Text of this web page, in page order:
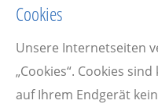
Cookies
Unsere Internetseiten
„Cookies“. Cookies
auf Ihrem Endgerät